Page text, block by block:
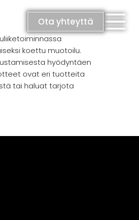
Ota yhteyttä
koettu muotoilu.
hyödyntäen
ovat eri tuotteita
tai haluat tarjota